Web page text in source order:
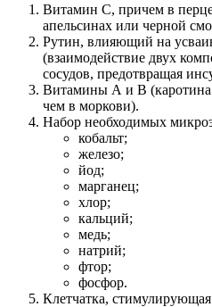
Витамин С, причем в
апельсинах или черной
Рутин, влияющий на
(взаимодействие двух
сосудов, предотвращая
Витамины А и В (каротина
чем в моркови).
Набор необходимых
кобальт;
железо;
йод;
марганец;
хлор;
кальций;
медь;
натрий;
фтор;
фосфор.
Клетчатка,